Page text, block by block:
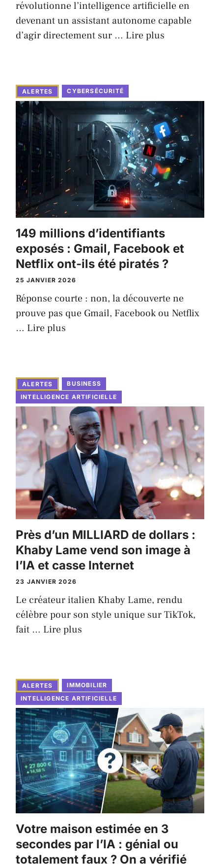
révolutionne l’intelligence artificielle en
devenant un assistant autonome capable
d’agir directement sur … Lire plus
ALERTES CYBERSÉCURITÉ
149 millions d’identifiants
exposés : Gmail, Facebook et
Netflix ont-ils été piratés ?
25 JANVIER 2026
Réponse courte : non, la découverte ne
prouve pas que Gmail, Facebook ou Netflix
… Lire plus
ALERTES
BUSINESS
INTELLIGENCE ARTIFICIELLE
Près d’un MILLIARD de dollars :
Khaby Lame vend son image à
l’IA et casse Internet
23 JANVIER 2026
Le créateur italien Khaby Lame, rendu
célèbre pour son style unique sur TikTok,
fait … Lire plus
ALERTES
IMMOBILIER
INTELLIGENCE ARTIFICIELLE
Votre maison estimée en 3
secondes par l’IA : génial ou
totalement faux ? On a vérifié